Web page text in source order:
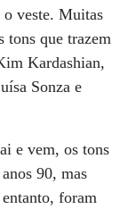
o veste. Muitas
tons que trazem
Kardashian,
Sonza e
e vem, os tons
90, mas
foram